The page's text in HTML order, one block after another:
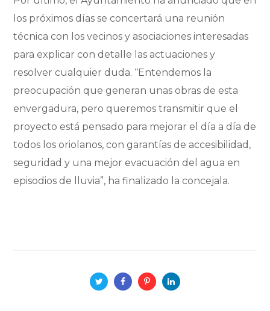
los próximos días se concertará una reunión
técnica con los vecinos y asociaciones interesadas
para explicar con detalle las actuaciones y
resolver cualquier duda. “Entendemos la
preocupación que generan unas obras de esta
envergadura, pero queremos transmitir que el
proyecto está pensado para mejorar el día a día de
todos los oriolanos, con garantías de accesibilidad,
seguridad y una mejor evacuación del agua en
episodios de lluvia”, ha finalizado la concejala.